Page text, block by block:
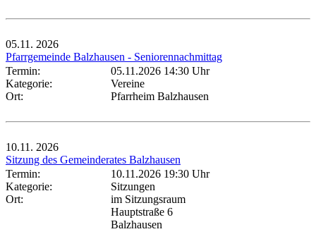
05.11. 2026
Pfarrgemeinde Balzhausen - Seniorennachmittag
Termin:
05.11.2026 14:30 Uhr
Kategorie:
Vereine
Ort:
Pfarrheim Balzhausen
10.11. 2026
Sitzung des Gemeinderates Balzhausen
Termin:
10.11.2026 19:30 Uhr
Kategorie:
Sitzungen
Ort:
im Sitzungsraum
Hauptstraße 6
Balzhausen